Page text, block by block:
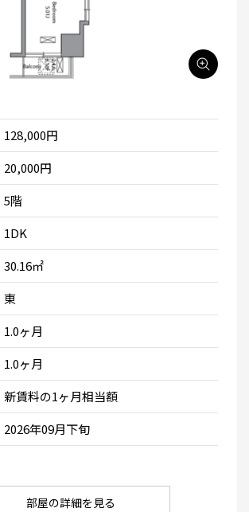
128,000円
20,000円
5階
1DK
30.16㎡
東
1.0ヶ月
1.0ヶ月
新賃料の1ヶ月相当額
2026年09月下旬
部屋の詳細を見る